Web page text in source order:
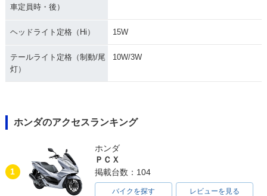
車定員時・後）
ヘッドライト定格（Hi） 15W
テールライト定格（制動/尾
灯）
10W/3W
ホンダのアクセスランキング
1
ホンダ
ＰＣＸ
掲載台数：104
バイクを探す レビューを見る